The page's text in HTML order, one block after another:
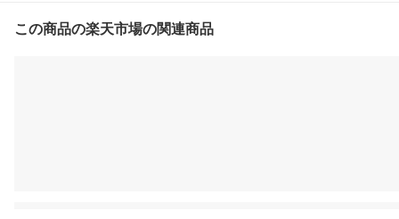
この商品の楽天市場の関連商品